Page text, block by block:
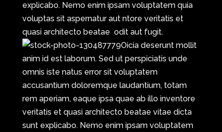
explicabo. Nemo enim ipsam voluptatem quia
voluptas sit aspernatur aut ntore veritatis et
quasi architecto beatae odit aut fugit.
Oicia deserunt mollit
anim id est laborum. Sed ut perspiciatis unde
omnis iste natus error sit voluptatem
accusantium doloremque laudantium, totam
rem aperiam, eaque ipsa quae ab illo inventore
veritatis et quasi architecto beatae vitae dicta
sunt explicabo. Nemo enim ipsam voluptatem